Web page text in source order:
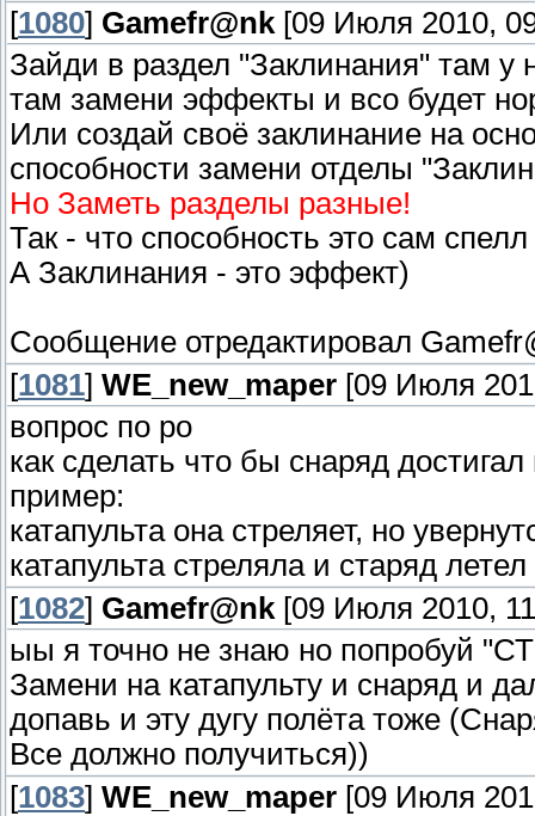
[1080] Gamefr@nk [09 Июля 2010,
Зайди в раздел "Заклинания" там у
там замени эффекты и всо будет
Или создай своё заклинание на
способности замени отделы
Но Заметь разделы разные!
Так - что способность это сам спелл
А Заклинания - это эффект)
Сообщение отредактировал
[1081] WE_new_maper [09 Июля
вопрос по ро
как сделать что бы снаряд
пример:
катапульта она стреляет, но
катапульта стреляла и старяд
[1082] Gamefr@nk [09 Июля 2010,
ыы я точно не знаю но попробуй
Замени на катапульту и снаряд и
допавь и эту дугу полёта тоже
Все должно получиться))
[1083] WE_new_maper [09 Июля